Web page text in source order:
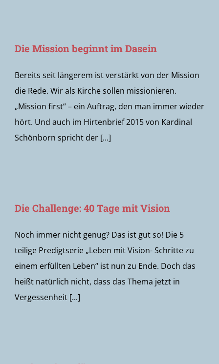
Die Mission beginnt im Dasein
Bereits seit längerem ist verstärkt von der Mission
die Rede. Wir als Kirche sollen missionieren.
„Mission first“ – ein Auftrag, den man immer wieder
hört. Und auch im Hirtenbrief 2015 von Kardinal
Schönborn spricht der [...]
Die Challenge: 40 Tage mit Vision
Noch immer nicht genug? Das ist gut so! Die 5
teilige Predigtserie „Leben mit Vision- Schritte zu
einem erfüllten Leben“ ist nun zu Ende. Doch das
heißt natürlich nicht, dass das Thema jetzt in
Vergessenheit [...]